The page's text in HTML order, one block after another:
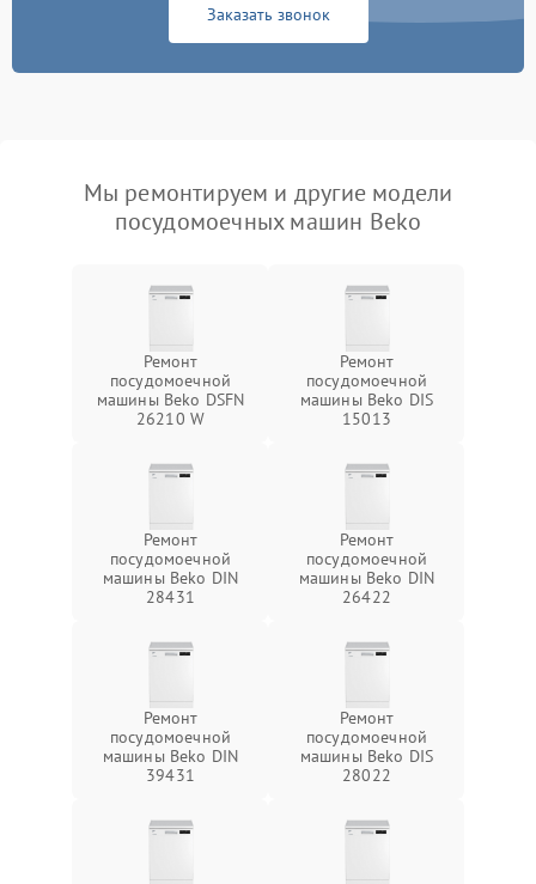
Заказать звонок
Мы ремонтируем и другие модели
посудомоечных машин Beko
Ремонт
посудомоечной
машины Beko DSFN
26210 W
Ремонт
посудомоечной
машины Beko DIS
15013
Ремонт
посудомоечной
машины Beko DIN
28431
Ремонт
посудомоечной
машины Beko DIN
26422
Ремонт
посудомоечной
машины Beko DIN
39431
Ремонт
посудомоечной
машины Beko DIS
28022